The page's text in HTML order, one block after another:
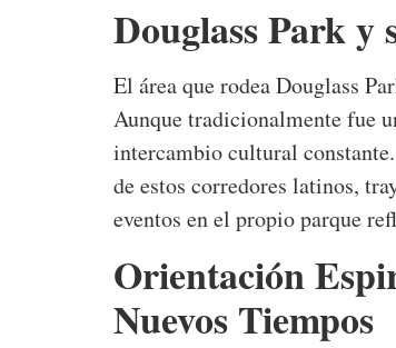
Douglass Park y
El área que rodea Douglass
Aunque tradicionalmente fue
intercambio cultural
de estos corredores latinos,
eventos en el propio parque
Orientación
Nuevos Tiempos